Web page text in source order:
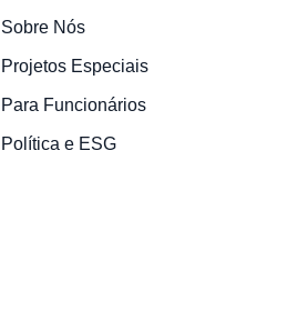
Sobre Nós
Projetos Especiais
Para Funcionários
Política e ESG